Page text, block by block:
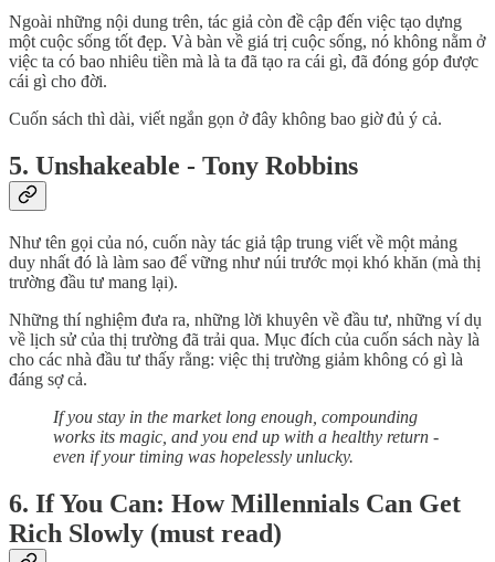
Ngoài những nội dung trên, tác giả còn đề cập đến việc tạo dựng
một cuộc sống tốt đẹp. Và bàn về giá trị cuộc sống, nó không nằm ở
việc ta có bao nhiêu tiền mà là ta đã tạo ra cái gì, đã đóng góp được
cái gì cho đời.
Cuốn sách thì dài, viết ngắn gọn ở đây không bao giờ đủ ý cả.
5. Unshakeable - Tony Robbins
Như tên gọi của nó, cuốn này tác giả tập trung viết về một mảng
duy nhất đó là làm sao để vững như núi trước mọi khó khăn (mà thị
trường đầu tư mang lại).
Những thí nghiệm đưa ra, những lời khuyên về đầu tư, những ví dụ
về lịch sử của thị trường đã trải qua. Mục đích của cuốn sách này là
cho các nhà đầu tư thấy rằng: việc thị trường giảm không có gì là
đáng sợ cả.
If you stay in the market long enough, compounding
works its magic, and you end up with a healthy return -
even if your timing was hopelessly unlucky.
6. If You Can: How Millennials Can Get
Rich Slowly (must read)